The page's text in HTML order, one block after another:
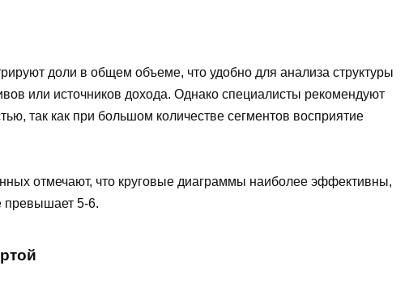
доли в общем объеме, что удобно для анализа структуры
или источников дохода. Однако специалисты рекомендуют
так как при большом количестве сегментов восприятие
отмечают, что круговые диаграммы наиболее эффективны,
превышает 5-6.